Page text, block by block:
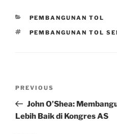
CATEGORIES
PEMBANGUNAN TOL
TAGS
PEMBANGUNAN TOL
Previous
Post
PREVIOUS
John O’Shea:
Lebih Baik di Kongres AS